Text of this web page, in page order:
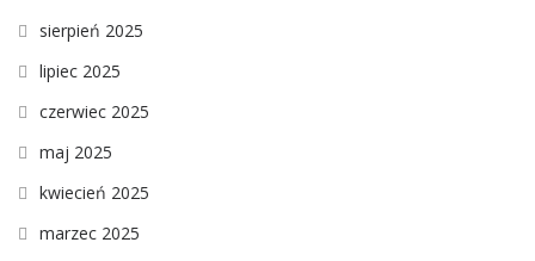
sierpień 2025
lipiec 2025
czerwiec 2025
maj 2025
kwiecień 2025
marzec 2025